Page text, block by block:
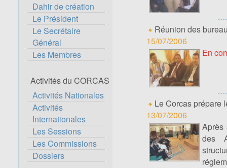
Dahir de création
Le Président
Le Secrétaire
Général
Les Membres
Activités du CORCAS
Activités Nationales
Activités
Internationales
Les Sessions
Les Commissions
Dossiers
Réunion des
15/07/2006
En
Le Corcas prépare
13/07/2006
Après
des